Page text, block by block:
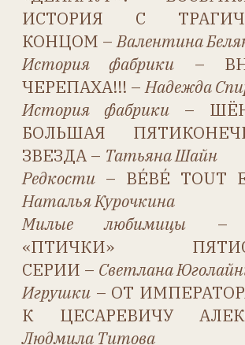
Литературная страничка
–
ЖАВОРОНОК ДЕТСТВА –
Людмила Титова
Костюмная история– ТЕНИ СТАРОЙ
БРИТАНИИ –
Галина Гунем
Этикет– «Я НАДЕНУ ТВОЮ
ЛЮБИМУЮ БРОШКУ!» –
Елена
Вервицкая. Стихи
НиныЯрновой
Наряд для куклы– БОТИНОЧКИ –
Наталья Курочкина
Ремонт и реставрация
–
ФИКСИРОВАННЫЕ ГЛАЗА –
Наталья Курочкина
Мастер-класс– ТЕАТРАЛЬНАЯ
СУМОЧКА ИЗ БАРХАТА –
Наталья Курочкина
Стереофотография– КРАСОТА
В ДЕТАЛЯХ ИЛИ МОДНЫЕ
КУКЛЫ ЧЕРЕЗ СТЕРЕОСКОП –
Ольга Копылова